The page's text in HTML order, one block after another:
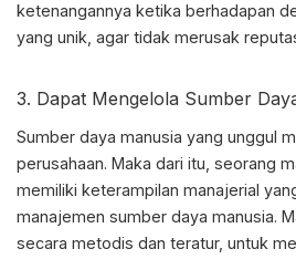
ketenangannya ketika berhadapan
yang unik, agar tidak merusak
3. Dapat Mengelola Sumber
Sumber daya manusia yang unggul
perusahaan. Maka dari itu, seorang
memiliki keterampilan manajerial
manajemen sumber daya manusia.
secara metodis dan teratur, untuk